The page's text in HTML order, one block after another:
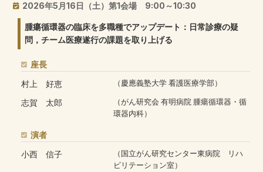
2026年5月16日（土）第1会場 9:00～10:30
腫瘍循環器の臨床を多職種でアップデート：日常診療の疑
問，チーム医療遂行の課題を取り上げる
座長
村上 好恵
（慶應義塾大学 看護医療学部）
志賀 太郎
（がん研究会 有明病院 腫瘍循環器・循
環器内科）
演者
小西 信子
（国立がん研究センター東病院 リハ
ビリテーション室）